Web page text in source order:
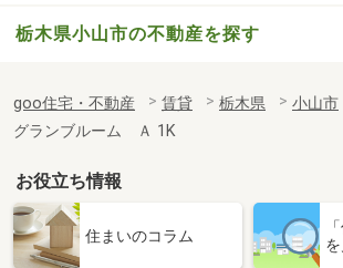
栃木県小山市の不動産を探す
goo住宅・不動産 賃貸 栃木県 小山市
グランブルーム Ａ 1K
お役立ち情報
住まいのコラム